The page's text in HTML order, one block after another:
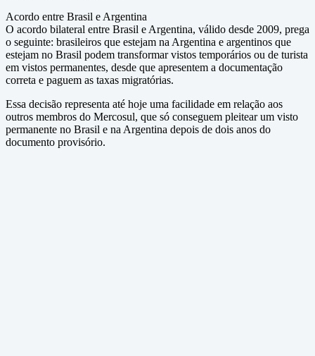
Acordo entre Brasil e Argentina
O acordo bilateral entre Brasil e Argentina, válido desde 2009, prega
o seguinte: brasileiros que estejam na Argentina e argentinos que
estejam no Brasil podem transformar vistos temporários ou de turista
em vistos permanentes, desde que apresentem a documentação
correta e paguem as taxas migratórias.
Essa decisão representa até hoje uma facilidade em relação aos
outros membros do Mercosul, que só conseguem pleitear um visto
permanente no Brasil e na Argentina depois de dois anos do
documento provisório.